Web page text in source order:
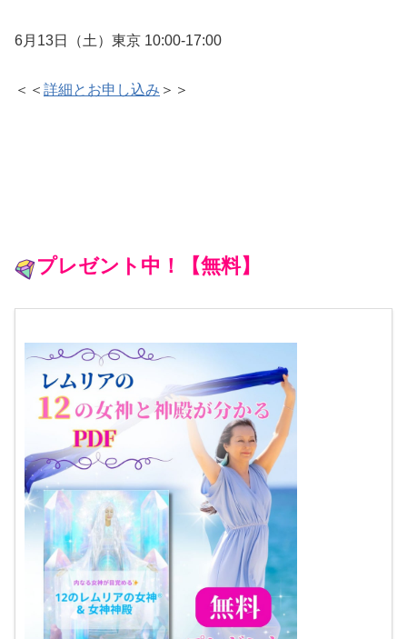
6月13日（土）東京 10:00-17:00
​＜＜ 詳細とお申し込み ＞＞​
プレゼント中！【無料】